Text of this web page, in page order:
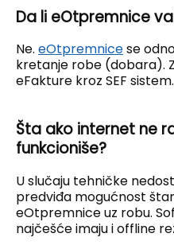
Da li eOtpremnice
Ne. eOtpremnicese
kretanje robe (dobara).
eFakture kroz SEF sistem.
Šta ako internet ne
funkcioniše?
U slučaju tehničke
predviđa mogućnost
eOtpremnice uz robu.
najčešće imaju i offline